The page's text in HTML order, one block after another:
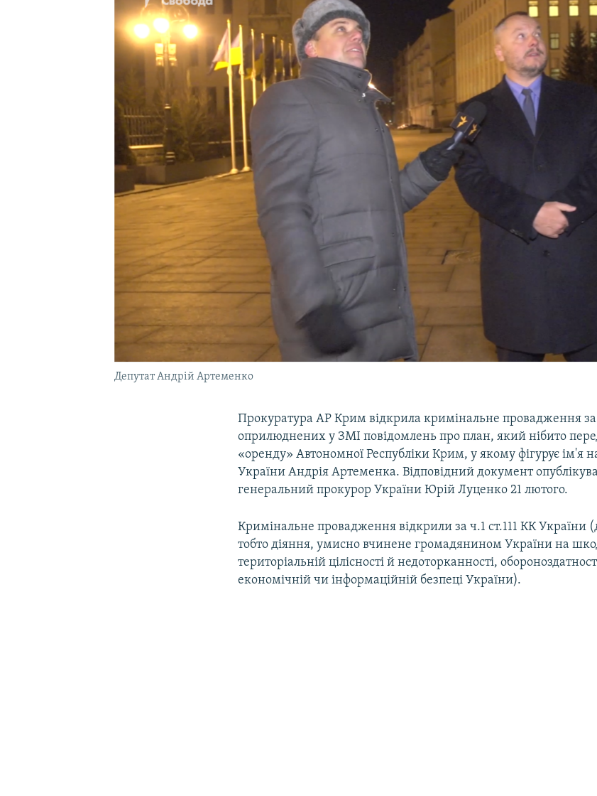
УКРАЇНСЬКА ПРОБЛЕМА КРИМУ
Депутат Андрій Артеменко
Прокуратура АР Крим відкрила кримінальне провадження
оприлюднених у ЗМІ повідомлень про план, який нібито
«оренду» Автономної Республіки Крим, у якому фігурує ім'я
України Андрія Артеменка. Відповідний документ
генеральний прокурор України Юрій Луценко 21 лютого.
Кримінальне провадження відкрили за ч.1 ст.111 КК України
тобто діяння, умисно вчинене громадянином України на
територіальній цілісності й недоторканності,
економічній чи інформаційній безпеці України).